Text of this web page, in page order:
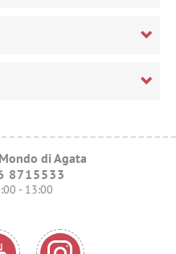
di Agata
8715533
- 13:00